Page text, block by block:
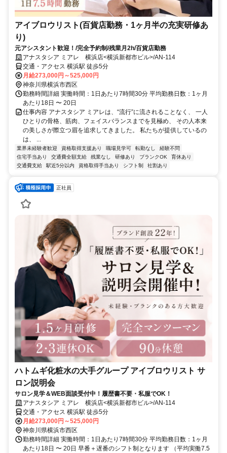
アイブロウリスト(百貨店勤務・1ヶ月半の充実研修あ
り)
元アシスタント歓迎！/完全予約制/残業月2h/百貨店勤務
アナスタシア ミアレ 横浜店<横浜新都市ビル>/AN-114
交通・アクセス 横浜駅 徒歩5分
月給273,000円～525,000円
神奈川県横浜市西区
勤務時間詳細 実働時間：1日あたり7時間30分 平均勤務日数：1ヶ月
あたり18日 〜 20日
仕事内容 アナスタシア ミアレは、“流行”に流されることなく、 一人
ひとりの骨格、筋肉、フェイスバランスまでを見極め、 その人本来
の美しさが際立つ眉を追求してきました。 私たちが提供しているの
は、 ...
業界未経験者歓迎 資格取得支援あり 職場見学可 転勤なし
経験不問
住宅手当あり
交通費全額支給 残業なし 研修あり ブランクOK
育休あり
交通費支給
駅近5分以内 資格取得手当あり シフト制 社割あり
正社員
ハトムギ化粧水の大手グループ アイブロウリスト サ
ロン説明会
サロン見学＆WEB面談受付中！履歴書不要・私服でOK！
アナスタシア ミアレ 横浜店<横浜新都市ビル>/AN-114
交通・アクセス 横浜駅 徒歩5分
月給273,000円～525,000円
神奈川県横浜市西区
勤務時間詳細 実働時間：1日あたり7時間30分 平均勤務日数：1ヶ月
あたり18日 〜 20日 早番＋遅番のシフト制となります （平均実働7.5